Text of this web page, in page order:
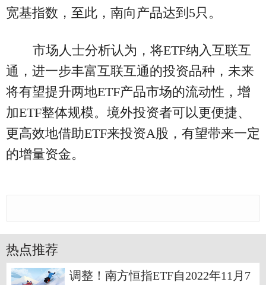
宽基指数，至此，南向产品达到5只。
市场人士分析认为，将ETF纳入互联互
通，进一步丰富互联互通的投资品种，未来
将有望提升两地ETF产品市场的流动性，增
加ETF整体规模。境外投资者可以更便捷、
更高效地借助ETF来投资A股，有望带来一定
的增量资金。
热点推荐
调整！南方恒指ETF自2022年11月7